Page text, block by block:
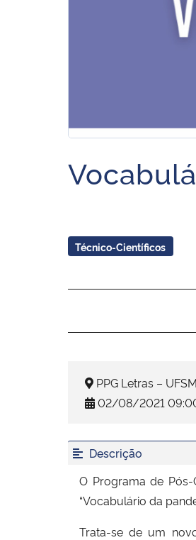
Técnico-Científicos
PPG Letras –
02/08/2021
Descrição
O Programa de
“Vocabulário da
Trata-se de um